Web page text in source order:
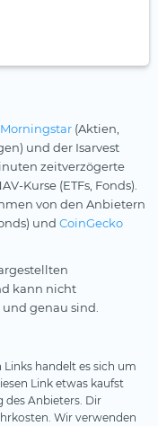
Morningstar (Aktien,
und der Isarvest
zeitverzögerte
Kurse (ETFs, Fonds).
von den Anbietern
und CoinGecko
kann nicht
genau sind.
handelt es sich um
Link etwas kaufst
des Anbieters. Dir
Wir verwenden